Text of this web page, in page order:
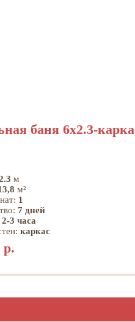
баня 6х2.3-
м
м²
1
7 дней
2-3 часа
каркас
р.